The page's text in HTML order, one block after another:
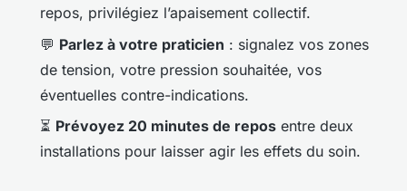
repos, privilégiez l’apaisement collectif.
💬 Parlez à votre praticien : signalez vos zones
de tension, votre pression souhaitée, vos
éventuelles contre-indications.
⏳ Prévoyez 20 minutes de repos entre deux
installations pour laisser agir les effets du soin.